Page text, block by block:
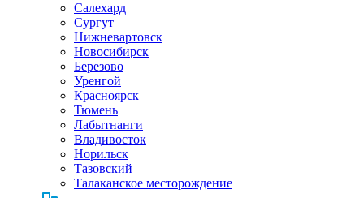
Салехард
Сургут
Нижневартовск
Новосибирск
Березово
Уренгой
Красноярск
Тюмень
Лабытнанги
Владивосток
Норильск
Тазовский
Талаканское месторождение